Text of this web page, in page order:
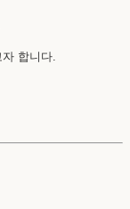
합니다.